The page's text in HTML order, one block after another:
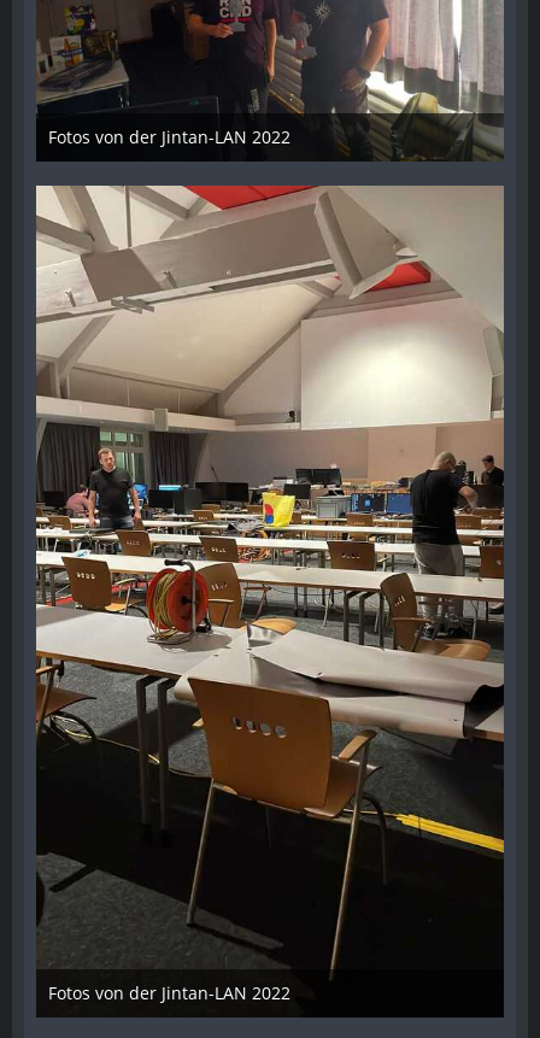
Fotos von der Jintan-LAN 2022
17. Oktober 2022
Fotos von der Jintan-LAN 2022
17. Oktober 2022